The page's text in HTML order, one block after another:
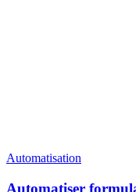
Automatisation
Automatiser